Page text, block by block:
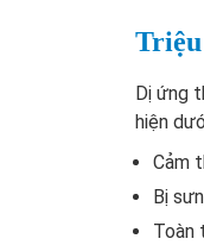
Dị ứng
hiện
Cảm
Bị
Toàn